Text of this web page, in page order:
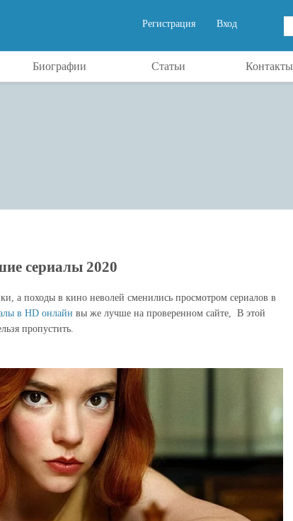
Вход
Регистрация
Биографии Статьи Контакты
сериалы 2020
а походы в кино неволей сменились просмотром сериалов в
в HD онлайн вы же лучше на проверенном сайте, В этой
пропустить.